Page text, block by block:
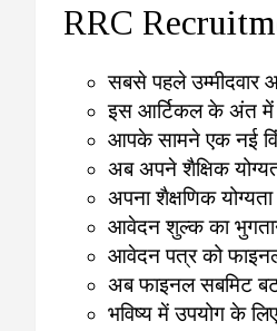
RRC
सबसे पहले
इस आर्टिकल के अंत में
आपके सामने एक नई
अब अपने शैक्षिक
अपना शैक्षणिक
आवेदन शुल्क का
आवेदन पत्र को
अब फाइनल सबमिट
भविष्य में उपयोग के